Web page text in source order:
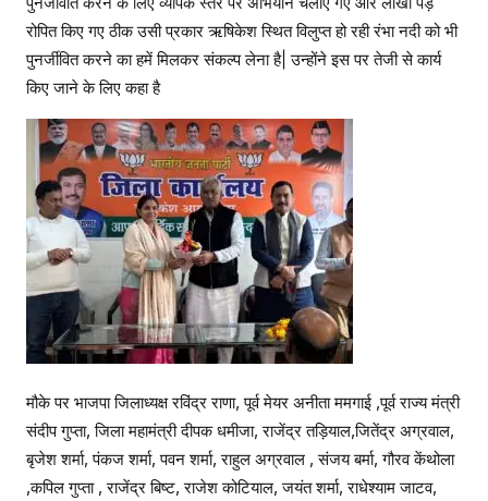
रोपित किए गए ठीक उसी प्रकार ऋषिकेश स्थित विलुप्त हो रही रंभा नदी को भी
पुनर्जीवित करने का हमें मिलकर संकल्प लेना है| उन्होंने इस पर तेजी से कार्य
किए जाने के लिए कहा है
मौके पर भाजपा जिलाध्यक्ष रविंद्र राणा, पूर्व मेयर अनीता ममगाई ,पूर्व राज्य मंत्री
संदीप गुप्ता, जिला महामंत्री दीपक धमीजा, राजेंद्र तड़ियाल,जितेंद्र अग्रवाल,
बृजेश शर्मा, पंकज शर्मा, पवन शर्मा, राहुल अग्रवाल , संजय बर्मा, गौरव केंथोला
,कपिल गुप्ता , राजेंद्र बिष्ट, राजेश कोटियाल, जयंत शर्मा, राधेश्याम जाटव,